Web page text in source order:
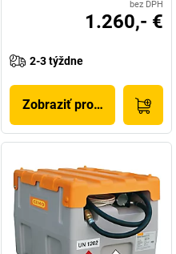
bez DPH
1.260,- €
2-3 týždne
Zobraziť produkt